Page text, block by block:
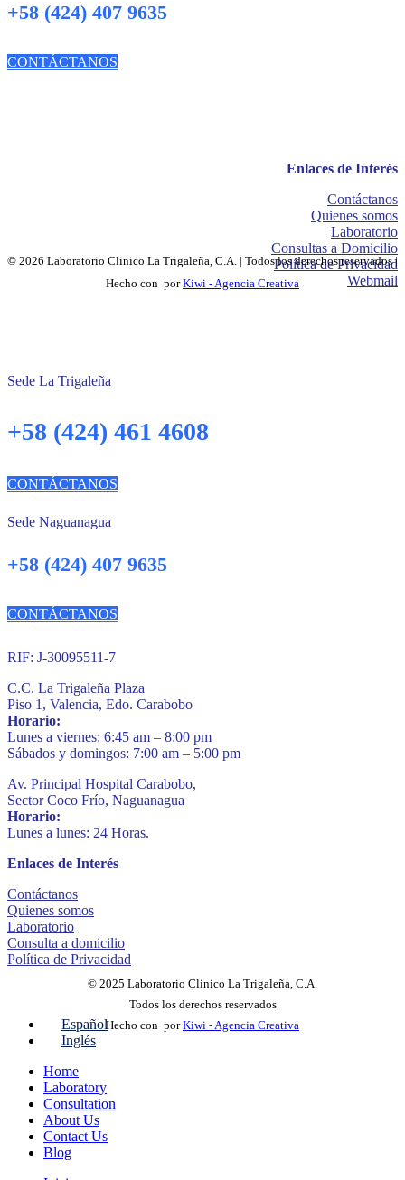
+58 (424) 407 9635
CONTÁCTANOS
Enlaces de Interés
Contáctanos
Quienes somos
Laboratorio
Consultas a Domicilio
Política de Privacidad
Webmail
© 2026 Laboratorio Clinico La Trigaleña, C.A. | Todos los derechos reservados |
Hecho con porKiwi - Agencia Creativa
Sede La Trigaleña
+58 (424) 461 4608
CONTÁCTANOS
Sede Naguanagua
+58 (424) 407 9635
CONTÁCTANOS
RIF: J-30095511-7
C.C. La Trigaleña Plaza
Piso 1, Valencia, Edo. Carabobo
Horario:
Lunes a viernes: 6:45 am – 8:00 pm
Sábados y domingos: 7:00 am – 5:00 pm
Av. Principal Hospital Carabobo,
Sector Coco Frío, Naguanagua
Horario:
Lunes a lunes: 24 Horas.
Enlaces de Interés
Contáctanos
Quienes somos
Laboratorio
Consulta a domicilio
Política de Privacidad
© 2025 Laboratorio Clinico La Trigaleña, C.A.
Todos los derechos reservados
Hecho con porKiwi - Agencia Creativa
Español
Inglés
Home
Laboratory
Consultation
About Us
Contact Us
Blog